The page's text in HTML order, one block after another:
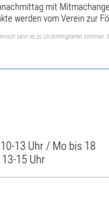
mit
werden vom Verein zur
kann es zu Unstimmigkeiten
13 Uhr / Mo bis 18
15 Uhr